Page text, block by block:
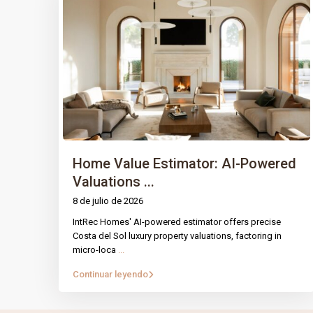
Home Value Estimator: AI-Powered
Valuations ...
8 de julio de 2026
IntRec Homes' AI-powered estimator offers precise
Costa del Sol luxury property valuations, factoring in
micro-loca ...
Continuar leyendo
IntRec Homesconecta el mundo
inmobiliario con el emprendimiento.
propiedades y startups, creando valor con
PÁGINAS